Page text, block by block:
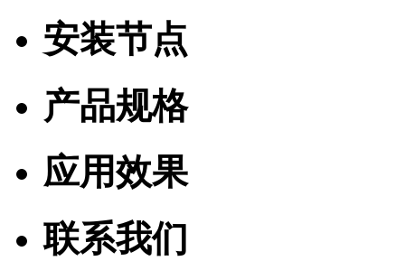
安装节点
产品规格
应用效果
联系我们